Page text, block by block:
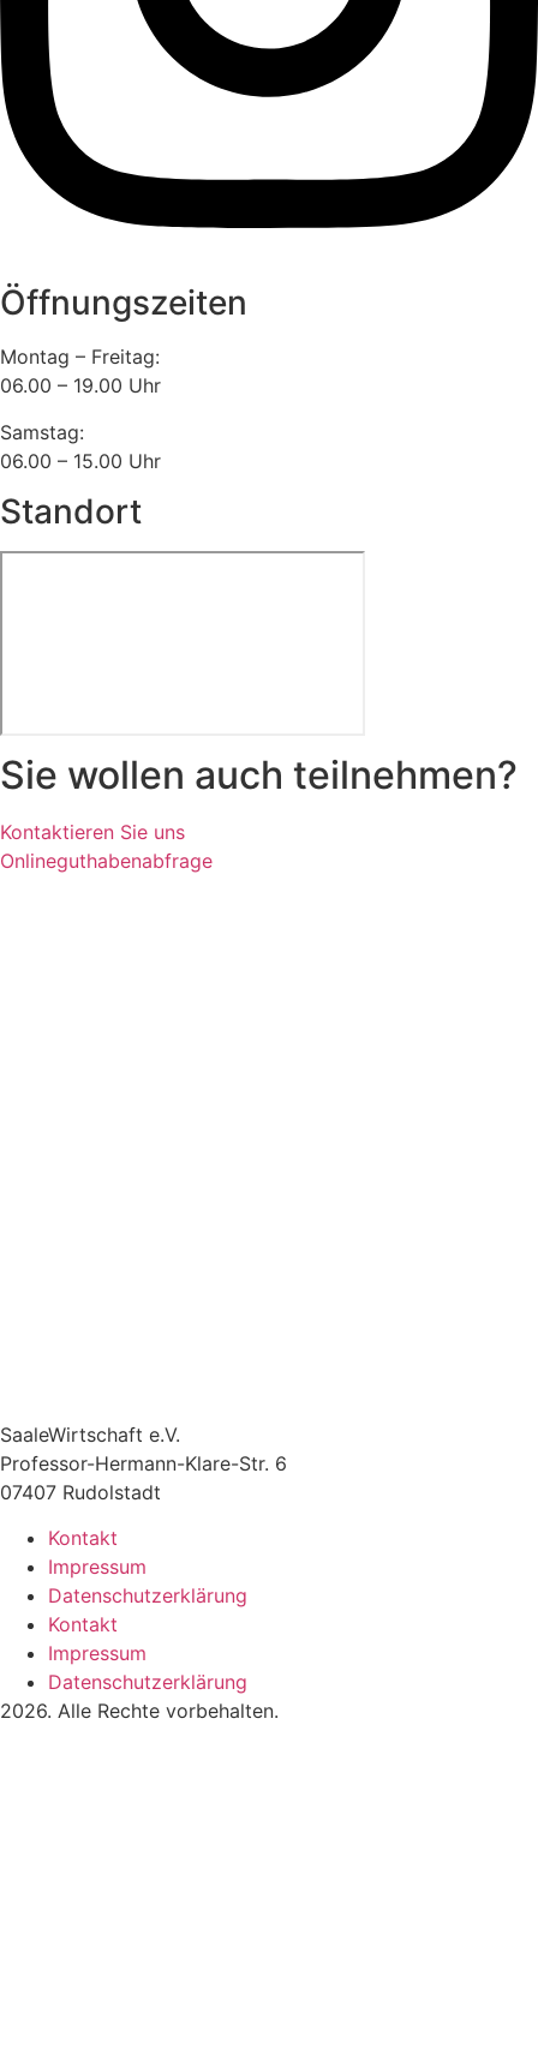
Öffnungszeiten
Montag – Freitag:
06.00 – 19.00 Uhr
Samstag:
06.00 – 15.00 Uhr
Standort
Sie wollen auch teilnehmen?
Kontaktieren Sie uns
Onlineguthabenabfrage
SaaleWirtschaft e.V.
Professor-Hermann-Klare-Str. 6
07407 Rudolstadt
Kontakt
Impressum
Datenschutzerklärung
Kontakt
Impressum
Datenschutzerklärung
2026. Alle Rechte vorbehalten.